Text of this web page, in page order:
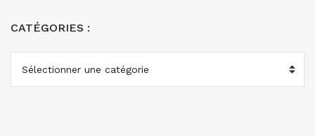
CATÉGORIES :